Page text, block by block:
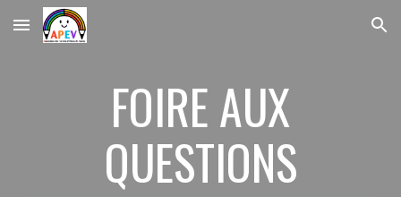
Skip to main content Skip to navigation
FOIRE AUX
QUESTIONS